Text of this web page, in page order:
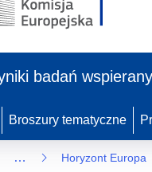
badań
Broszury tematyczne
… Horyzont Europa